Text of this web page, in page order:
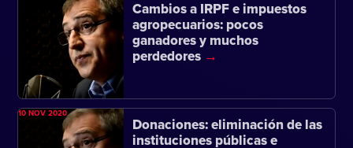
Cambios a IRPF e impuestos
agropecuarios: pocos
ganadores y muchos
perdedores
Donaciones: eliminación de las
instituciones públicas e
10 NOV 2020